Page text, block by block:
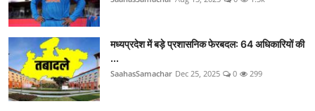
मध्यप्रदेश में बड़े प्रशासनिक फेरबदल: 64 अधिकारियों की
...
SaahasSamachar Dec 25, 2025 0 299